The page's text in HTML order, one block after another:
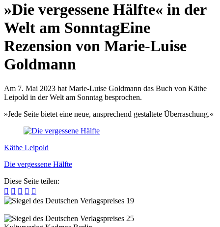
»Die vergessene Hälfte« in der
Welt am SonntagEine
Rezension von Marie-Luise
Goldmann
Am 7. Mai 2023 hat Marie-Luise Goldmann das Buch von Käthe
Leipold in der Welt am Sonntag besprochen.
»Jede Seite bietet eine neue, ansprechend gestaltete Überraschung.«
Käthe Leipold
Die vergessene Hälfte
Diese Seite teilen:
    